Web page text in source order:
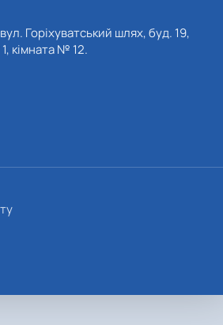
Горіхуватський шлях, буд. 19,
кімната № 12.